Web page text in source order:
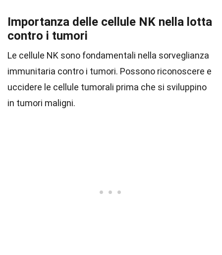
Importanza delle cellule NK nella lotta
contro i tumori
Le cellule NK sono fondamentali nella sorveglianza
immunitaria contro i tumori. Possono riconoscere e
uccidere le cellule tumorali prima che si sviluppino
in tumori maligni.